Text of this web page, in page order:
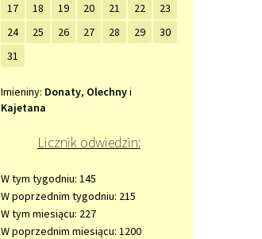
17
18 19 20 21 22
23
24
25 26 27 28 29
30
31
Imieniny
Imieniny: Donaty, Olechnyi
Kajetana
Licznik odwiedzin:
W tym tygodniu: 145
W poprzednim tygodniu: 215
W tym miesiącu: 227
W poprzednim miesiącu: 1200